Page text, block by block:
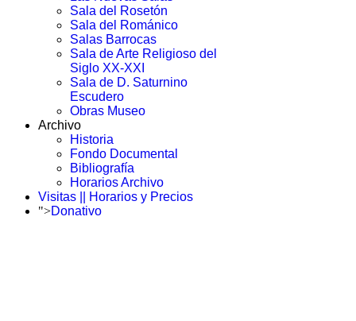
Sala del Rosetón
Sala del Románico
Salas Barrocas
Sala de Arte Religioso del
Siglo XX-XXI
Sala de D. Saturnino
Escudero
Obras Museo
Archivo
Historia
Fondo Documental
Bibliografía
Horarios Archivo
Visitas || Horarios y Precios
">Donativo